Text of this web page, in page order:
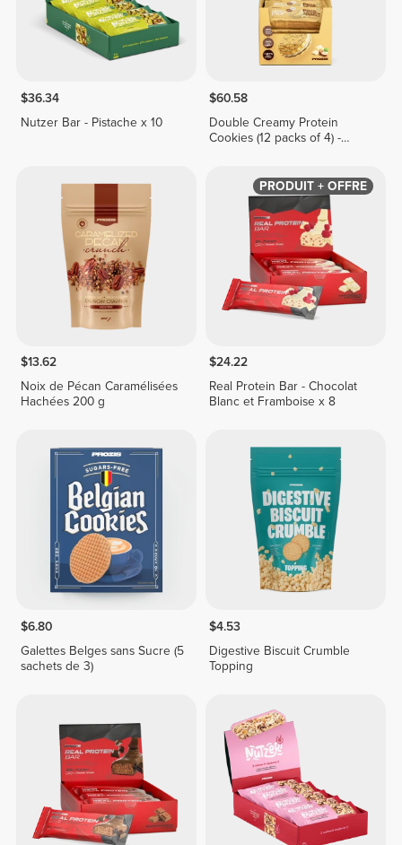
$36.34
Nutzer Bar - Pistache x 10
$60.58
Double Creamy Protein
Cookies (12 packs of 4) -
$13.62
Noix de Pécan Caramélisées
Hachées 200 g
PRODUIT + OFFRE
$24.22
Real Protein Bar - Chocolat
Blanc et Framboise x 8
$6.80
Galettes Belges sans Sucre (5
sachets de 3)
$4.53
Digestive Biscuit Crumble
Topping